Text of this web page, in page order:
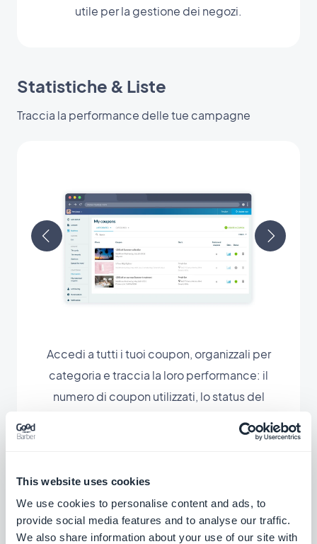
This website uses cookies
We use cookies to personalise content and ads, to
provide social media features and to analyse our traffic.
We also share information about your use of our site with
utile per la gestione dei negozi.
Statistiche & Liste
Traccia la performance delle tue campagne
Accedi a tutti i tuoi coupon, organizzali per
categoria e traccia la loro performance: il
numero di coupon utilizzati, lo status del
determinato lasso di tempo, la lista degli
per ottenere il massimo dai tuoi coupon di
sconto.